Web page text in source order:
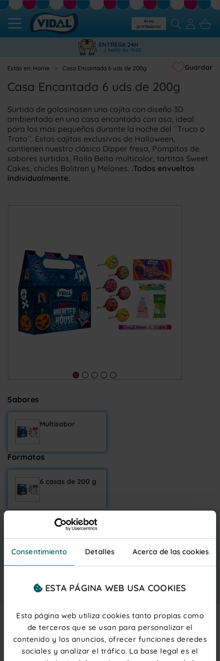
Consentimiento Detalles Acerca de las cookies
ESTA PÁGINA WEB USA COOKIES
Esta página web utiliza cookies tanto propias como
de terceros que se usan para personalizar el
contenido y los anuncios, ofrecer funciones deredes
sociales y analizar el tráfico. La base legal es el
Área
profesional
ENTREGA 24H
L - J hasta las 16:00
Home Casa Encantada 6 uds de 200g
Casa Encantada 6 uds de 200g
Guardar
Surtido de golosinasen una cajita con diseño 3D
ambientado en una casa encantada con asa, ideal
para los más pequeños durante la noche del ``Truco o
Trato´´. Estas cajitas exclusivas de Halloween,
contienen nuestro clásico Dipper fresa, Pompitos de
sabores surtidos, Rolla Belta multicolor, tartitas Sweet
Cakes, chicles Bolitren y Melones. .Todos envueltos
individualmente.
Sabores
Multisabor
Formatos
6 casas de 200 g
20,70 € IVA inc.
PRECIOS PARA PROFESIONALES Regístrateoinicia sesión
Description
Surtido de golosinasen una cajita con diseño 3D